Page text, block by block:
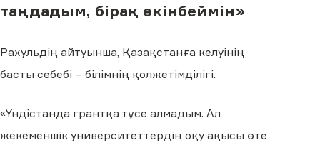
таңдадым, бірақ өкінбеймін»
Рахульдің айтуынша, Қазақстанға келуінің
басты себебі – білімнің қолжетімділігі.
«Үндістанда грантқа түсе алмадым. Ал
жекеменшік университеттердің оқу ақысы өте